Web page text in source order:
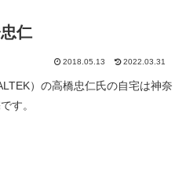
仁
2018.05.13 2022.03.31
）の高橋忠仁氏の自宅は神奈
す。